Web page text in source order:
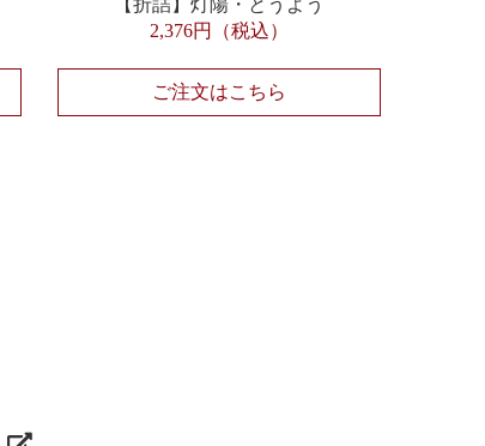
【折詰】灯陽・とうよう
2,376円（税込）
ご注文はこちら